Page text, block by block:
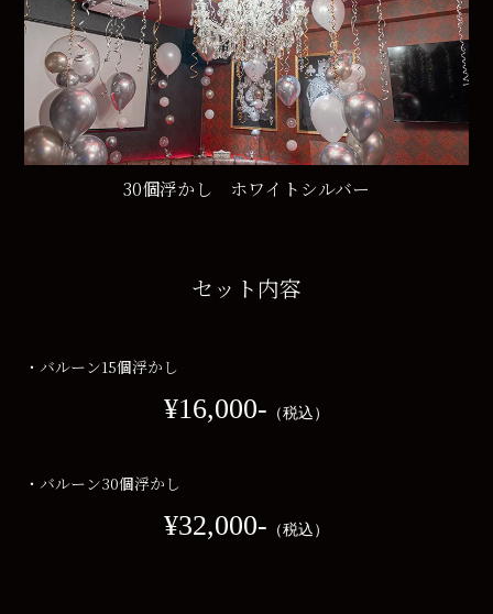
30個浮かし ホワイトシルバー
セット内容
・バルーン15個浮かし
¥16,000‐ （税込）
・バルーン30個浮かし
¥32,000‐ （税込）